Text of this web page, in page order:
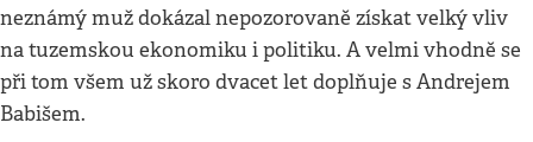
neznámý muž dokázal nepozorovaně získat velký vliv
na tuzemskou ekonomiku i politiku. A velmi vhodně se
při tom všem už skoro dvacet let doplňuje s Andrejem
Babišem.